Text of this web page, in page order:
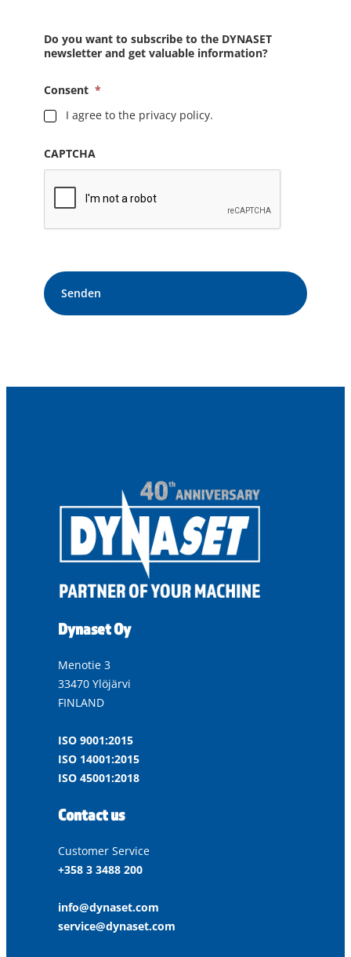
Do you want to subscribe to the DYNASET
newsletter and get valuable information?
Consent *
I agree to the privacy policy.
CAPTCHA
Dynaset Oy
Menotie 3
33470 Ylöjärvi
FINLAND
ISO 9001:2015
ISO 14001:2015
ISO 45001:2018
Contact us
Customer Service
+358 3 3488 200
info@dynaset.com
service@dynaset.com